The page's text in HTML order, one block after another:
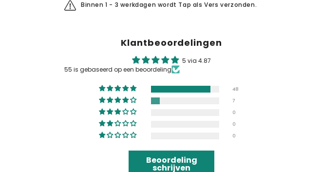
Binnen 1 - 3 werkdagen wordt Tap als Vers verzonden.
Klantbeoordelingen
5 via 4.87
55 is gebaseerd op een beoordeling
48
7
0
0
0
Beoordeling
schrijven